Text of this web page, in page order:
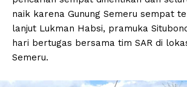
naik karena Gunung Semeru sempat
lanjut Lukman Habsi, pramuka
hari bertugas bersama tim SAR di
Semeru.